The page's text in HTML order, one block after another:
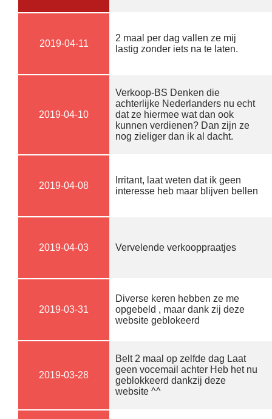
2019-04-11
2 maal per dag vallen ze mij
lastig zonder iets na te laten.
2019-04-10
Verkoop-BS Denken die
achterlijke Nederlanders nu echt
dat ze hiermee wat dan ook
kunnen verdienen? Dan zijn ze
nog zieliger dan ik al dacht.
2019-04-08
Irritant, laat weten dat ik geen
interesse heb maar blijven bellen
2019-04-03 Vervelende verkooppraatjes
2019-03-31
Diverse keren hebben ze me
opgebeld , maar dank zij deze
website geblokeerd
2019-03-28
Belt 2 maal op zelfde dag Laat
geen vocemail achter Heb het nu
geblokkeerd dankzij deze
website ^^